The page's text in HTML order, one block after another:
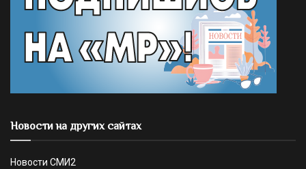
Новости на других сайтах
Новости СМИ2